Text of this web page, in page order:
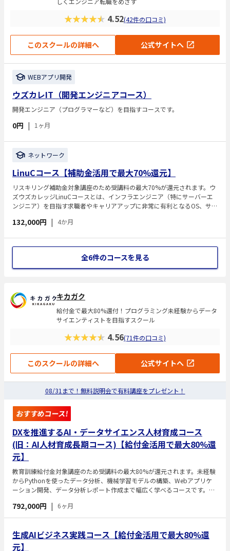
★★★★★ 4.52(42件の口コミ)
このスクールの詳細へ 公式サイトへ
WEBアプリ開発
ウズカレIT（開発エンジニアコース）
開発エンジニア（プログラマーなど）を目指すコースです。
0円 | 1ヶ月
ネットワーク
LinuCコース【補助金活用で最大70%還元】
リスキリング補助金対象講座のため受講料の最大70%が還元されます。ウ
ズウズカレッジLinuCコースとは、インフラエンジニア（特にサーバーエ
ンジニア）を目指す求職者やキャリアアップに非常に有利となるOS、サー
を目指します。
132,000円 | 4か月
全6件のコースを見る
キカガク
給付金で最大80%還付！プログラミング未経験からデータ
サイエンティストを目指すスクール
★★★★★ 4.56(71件の口コミ)
このスクールの詳細へ 公式サイトへ
08/31まで！無料説明会で有料講座をプレゼント！
おすすめコース!
DXを推進するAI・データサイエンス人材育成コース
(旧：AI人材育成長期コース)【給付金活用で最大80%還
元】
教育訓練給付金対象講座のため受講料の最大80%が還元されます。未経験
からPythonを使ったデータ分析、機械学習モデルの構築、Webアプリケ
ーション開発、データ分析レポート作成まで幅広く学べるコースです。コ
らに、給付金の利用で受講料の最大70%還付（最大554,000円）とお得に
受講できます。
792,000円 | 6ヶ月
生成AIビジネス実践コース【給付金活用で最大80%還
元】